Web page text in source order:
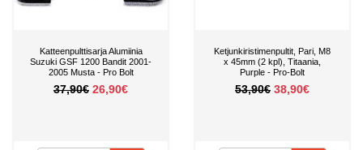
Katteenpulttisarja Alumiinia
Suzuki GSF 1200 Bandit 2001-
2005 Musta - Pro Bolt
37,90€ 26,90€
Ketjunkiristimenpultit, Pari, M8
x 45mm (2 kpl), Titaania,
Purple - Pro-Bolt
53,90€ 38,90€